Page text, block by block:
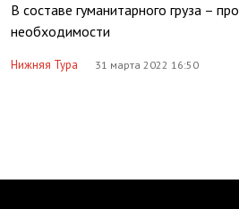
В составе гуманитарного груза –
необходимости
Нижняя Тура 31 марта 2022 16:50